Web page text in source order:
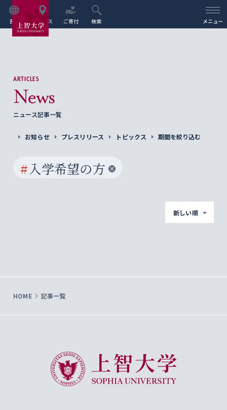
言語 アクセス ご寄付 検索 メニュー
ARTICLES
News
ニュース記事一覧
お知らせ プレスリリース トピックス 期間を絞り込む
#入学希望の方
新しい順
HOME 記事一覧
上智大学 Sophia University